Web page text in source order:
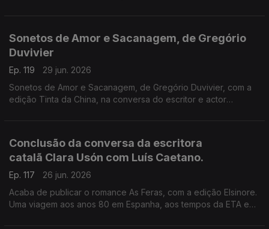
Livros Esquecidos, no Salão Nobre da Biblioteca da Academia
das Ciências, em Lisboa.
Sonetos de Amor e Sacanagem, de Gregório
Duvivier
Ep. 119
29 jun. 2026
Sonetos de Amor e Sacanagem, de Gregório Duvivier, com a
edição Tinta da China, na conversa do escritor e actor
Conclusão da conversa da escritora
catalã Clara Usón com Luís Caetano.
Ep. 117
26 jun. 2026
Acaba de publicar o romance As Feras, com a edição Elsinore.
Uma viagem aos anos 80 em Espanha, aos tempos da ETA e